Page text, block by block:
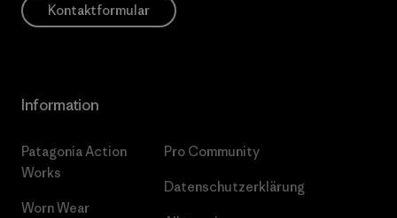
Kontaktformular
Information
Patagonia Action
Works
Worn Wear
Pro Community
Datenschutzerklärung